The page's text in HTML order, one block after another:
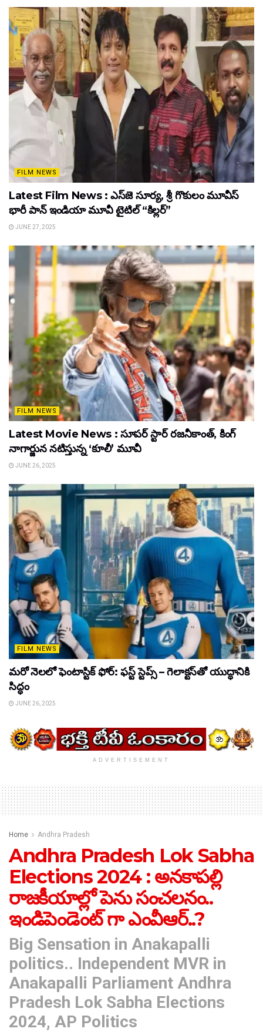
FILM NEWS
Latest Film News : ఎస్‌జె సూర్య, శ్రీ గొకులం మూవీస్‌
భారీ పాన్‌ ఇండియా మూవీ టైటిల్ “కిల్లర్”
JUNE 27, 2025
FILM NEWS
Latest Movie News : సూపర్ స్టార్ రజనీకాంత్, కింగ్
నాగార్జున నటిస్తున్న ‘కూలీ’ మూవీ
JUNE 26, 2025
FILM NEWS
మరో నెలలో ఫెంటాస్టిక్ ఫోర్: ఫస్ట్ స్టెప్స్ – గెలాక్టస్‌తో యుద్ధానికి
సిద్ధం
JUNE 26, 2025
ADVERTISEMENT
Home Andhra Pradesh
Andhra Pradesh Lok Sabha
Elections 2024 : అనకాపల్లి
రాజకీయాల్లో పెను సంచలనం..
ఇండిపెండెంట్ గా ఎంవీఆర్..?
Big Sensation in Anakapalli
politics.. Independent MVR in
Anakapalli Parliament Andhra
Pradesh Lok Sabha Elections
2024, AP Politics